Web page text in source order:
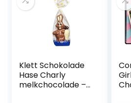
Klett Schokolade
Hase Charly
melkchocolade –